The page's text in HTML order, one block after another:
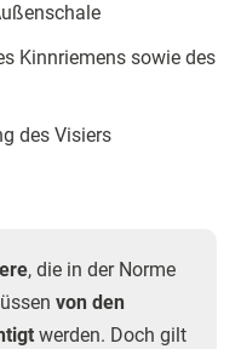
Kinnriemens sowie des
des Visiers
, die in der Norme
von den
werden. Doch gilt